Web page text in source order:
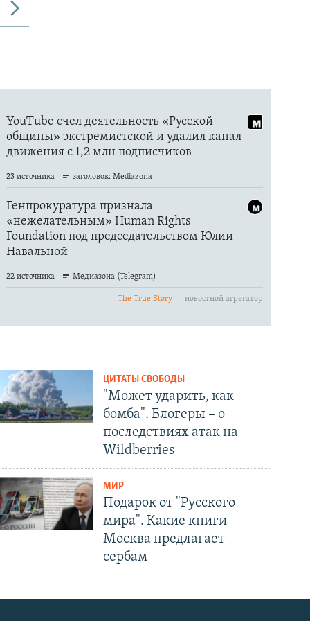
ЦИТАТЫ СВОБОДЫ
"Может ударить, как
бомба". Блогеры – о
последствиях атак на
Wildberries
МИР
Подарок от "Русского
мира". Какие книги
Москва предлагает
сербам